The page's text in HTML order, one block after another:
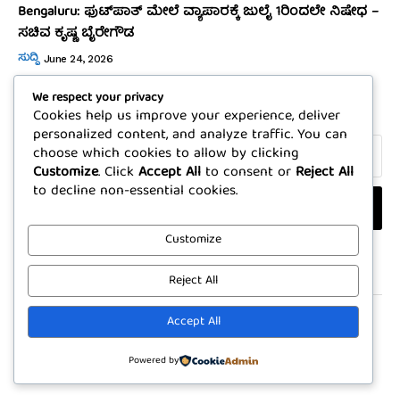
Bengaluru: ಫುಟ್‌ಪಾತ್‌ ಮೇಲೆ ವ್ಯಾಪಾರಕ್ಕೆ ಜುಲೈ 1ರಿಂದಲೇ ನಿಷೇಧ –
ಸಚಿವ ಕೃಷ್ಣ ಬೈರೇಗೌಡ
ಸುದ್ದಿ June 24, 2026
Subscribe
Write Us: pratikshananews@gmail.com
© 2025 Pratikshana. All rights reserved. | Developed by
We respect your privacy
Cookies help us improve your experience, deliver
personalized content, and analyze traffic. You can
choose which cookies to allow by clicking
Customize. ClickAccept All to consent or Reject All
to decline non-essential cookies.
Customize
Reject All
Accept All
Powered by